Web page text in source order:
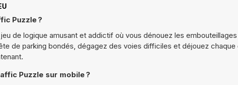
Puzzle ?
de logique amusant et addictif où vous dénouez les
de parking bondés, dégagez des voies difficiles et déjouez chaque
Puzzle sur mobile ?